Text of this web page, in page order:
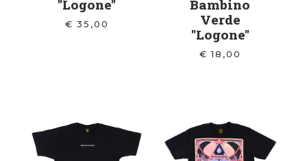
"Logone"
€ 35,00
Bambino
Verde
"Logone"
€ 18,00